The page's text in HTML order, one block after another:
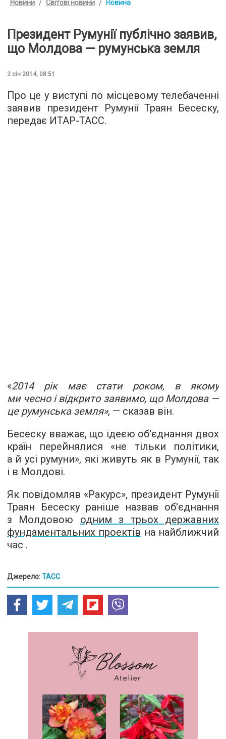
Новини Світові новини Новина
Президент Румунії публічно заявив,
що Молдова — румунська земля
2 січ 2014, 08:51
Про це у виступі по місцевому телебаченні
заявив президент Румунії Траян Бесеску,
передає ИТАР-ТАСС.
«2014 рік має стати роком, в якому
ми чесно і відкрито заявимо, що Молдова —
це румунська земля», — сказав він.
Бесеску вважає, що ідеєю об'єднання двох
країн перейнялися «не тільки політики,
а й усі румуни», які живуть як в Румунії, так
і в Молдові.
Як повідомляв «Ракурс», президент Румунії
Траян Бесеску раніше назвав об'єднання
з Молдовою одним з трьох державних
фундаментальних проектів на найближчий
час .
Джерело:ТАСС